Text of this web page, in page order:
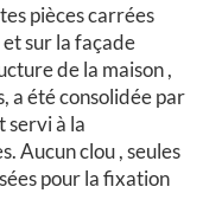
pièces carrées
sur la façade
de la maison ,
a été consolidée par
servi à la
Aucun clou , seules
pour la fixation